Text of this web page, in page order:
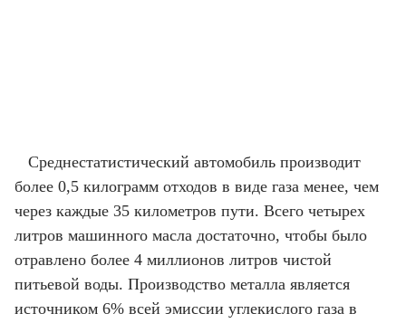
Среднестатистический автомобиль производит
более 0,5 килограмм отходов в виде газа менее, чем
через каждые 35 километров пути. Всего четырех
литров машинного масла достаточно, чтобы было
отравлено более 4 миллионов литров чистой
питьевой воды. Производство металла является
источником 6% всей эмиссии углекислого газа в